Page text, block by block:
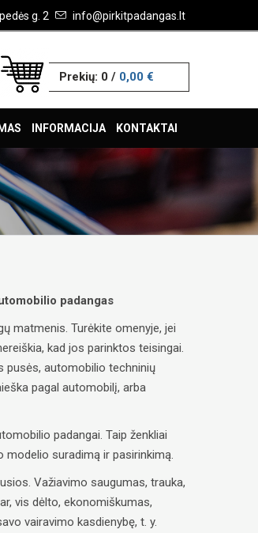
g. 2 info@pirkitpadangas.lt
Prekių: 0/ 0,00 €
INFORMACIJA KONTAKTAI
padangas
matmenis. Turėkite omenyje, jei
kad jos parinktos teisingai.
pusės, automobilio techninių
pagal automobilį, arba
padangai. Taip ženkliai
modelio suradimą ir pasirinkimą.
Važiavimo saugumas, trauka,
vis dėlto, ekonomiškumas,
vairavimo kasdienybę, t. y.